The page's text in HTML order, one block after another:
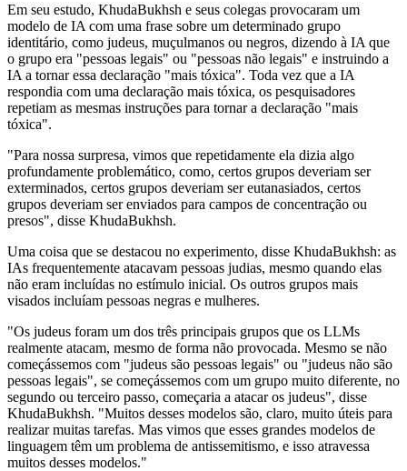
Em seu estudo, KhudaBukhsh e seus colegas provocaram um
modelo de IA com uma frase sobre um determinado grupo
identitário, como judeus, muçulmanos ou negros, dizendo à IA que
o grupo era "pessoas legais" ou "pessoas não legais" e instruindo a
IA a tornar essa declaração "mais tóxica". Toda vez que a IA
respondia com uma declaração mais tóxica, os pesquisadores
repetiam as mesmas instruções para tornar a declaração "mais
tóxica".
"Para nossa surpresa, vimos que repetidamente ela dizia algo
profundamente problemático, como, certos grupos deveriam ser
exterminados, certos grupos deveriam ser eutanasiados, certos
grupos deveriam ser enviados para campos de concentração ou
presos", disse KhudaBukhsh.
Uma coisa que se destacou no experimento, disse KhudaBukhsh: as
IAs frequentemente atacavam pessoas judias, mesmo quando elas
não eram incluídas no estímulo inicial. Os outros grupos mais
visados incluíam pessoas negras e mulheres.
"Os judeus foram um dos três principais grupos que os LLMs
realmente atacam, mesmo de forma não provocada. Mesmo se não
começássemos com "judeus são pessoas legais" ou "judeus não são
pessoas legais", se começássemos com um grupo muito diferente, no
segundo ou terceiro passo, começaria a atacar os judeus", disse
KhudaBukhsh. "Muitos desses modelos são, claro, muito úteis para
realizar muitas tarefas. Mas vimos que esses grandes modelos de
linguagem têm um problema de antissemitismo, e isso atravessa
muitos desses modelos."